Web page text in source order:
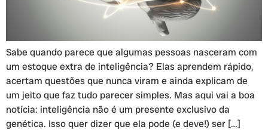
Sabe quando parece que algumas pessoas nasceram com
um estoque extra de inteligência? Elas aprendem rápido,
acertam questões que nunca viram e ainda explicam de
um jeito que faz tudo parecer simples. Mas aqui vai a boa
notícia: inteligência não é um presente exclusivo da
genética. Isso quer dizer que ela pode (e deve!) ser […]